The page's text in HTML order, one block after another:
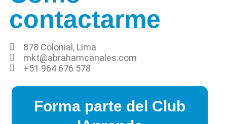
contactarme
878 Colonial, Lima
mkt@abrahamcanales.com
+51 964 676 578
Forma parte del Club